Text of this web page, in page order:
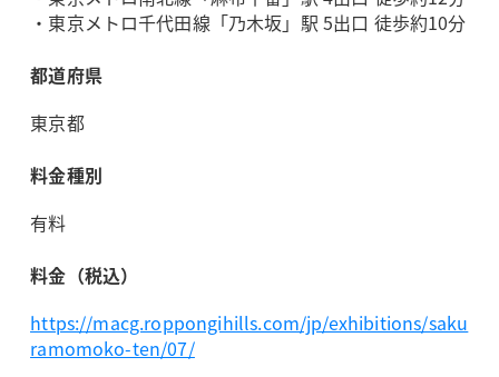
・東京メトロ千代田線「乃木坂」駅 5出口 徒歩約10分
都道府県
東京都
料金種別
有料
料金（税込）
https://macg.roppongihills.com/jp/exhibitions/saku
ramomoko-ten/07/